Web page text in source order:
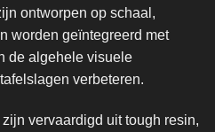
ontworpen op schaal,
worden geïntegreerd met
de algehele visuele
verbeteren.
vervaardigd uit tough resin,